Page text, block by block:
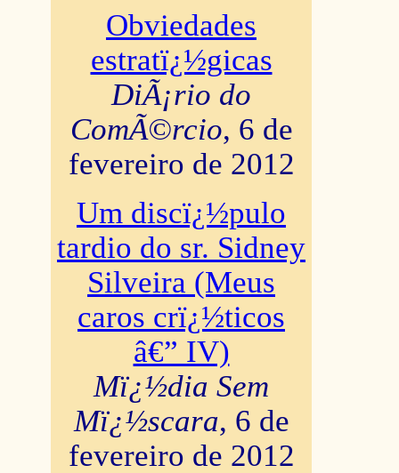
Obviedades
estratï¿½gicas
DiÃ¡rio do
ComÃ©rcio, 6 de
fevereiro de 2012
Um discï¿½pulo
tardio do sr. Sidney
Silveira (Meus
caros crï¿½ticos
â€” IV)
Mï¿½dia Sem
Mï¿½scara, 6 de
fevereiro de 2012